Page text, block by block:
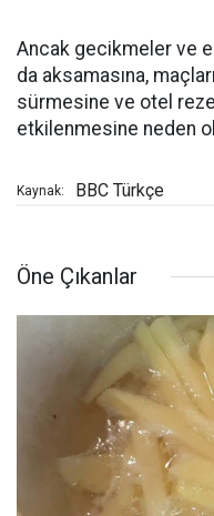
Ancak gecikmeler ve
da aksamasına,
sürmesine ve otel
etkilenmesine neden
Kaynak: BBC Türkçe
Öne Çıkanlar